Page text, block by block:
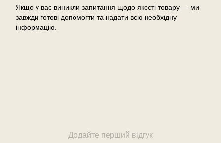
Якщо у вас виникли запитання щодо якості товару — ми
завжди готові допомогти та надати всю необхідну
інформацію.
Додайте перший відгук